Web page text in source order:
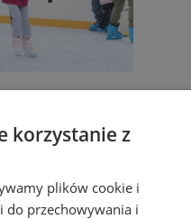
w
Rok
korzystanie z
plików cookie i
do przechowywania i